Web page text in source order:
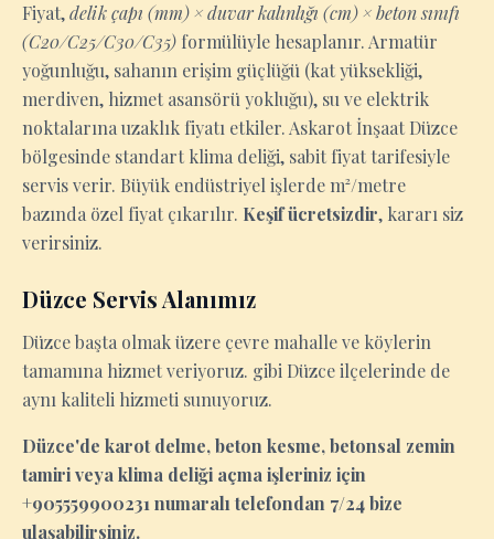
Fiyat,delik çapı (mm) × duvar kalınlığı (cm) × beton sınıfı
(C20/C25/C30/C35) formülüyle hesaplanır. Armatür
yoğunluğu, sahanın erişim güçlüğü (kat yüksekliği,
merdiven, hizmet asansörü yokluğu), su ve elektrik
noktalarına uzaklık fiyatı etkiler. Askarot İnşaat Düzce
bölgesinde standart klima deliği, sabit fiyat tarifesiyle
servis verir. Büyük endüstriyel işlerde m²/metre
bazında özel fiyat çıkarılır. Keşif ücretsizdir, kararı siz
verirsiniz.
Düzce Servis Alanımız
Düzce başta olmak üzere çevre mahalle ve köylerin
tamamına hizmet veriyoruz. gibi Düzce ilçelerinde de
aynı kaliteli hizmeti sunuyoruz.
Düzce'de karot delme, beton kesme, betonsal zemin
tamiri veya klima deliği açma işleriniz için
+905559900231 numaralı telefondan 7/24 bize
ulaşabilirsiniz.